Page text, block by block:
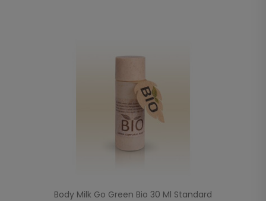
Body Milk Go Green Bio 30 Ml Standard